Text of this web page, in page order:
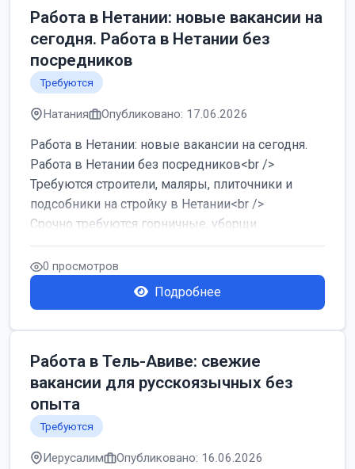
Работа в Нетании: новые вакансии на
сегодня. Работа в Нетании без
посредников
Требуются
Натания Опубликовано: 17.06.2026
Работа в Нетании: новые вакансии на сегодня.
Работа в Нетании без посредников<br />
Требуются строители, маляры, плиточники и
подсобники на стройку в Нетании<br />
Срочно требуются горничные, уборщи...
0 просмотров
Подробнее
Работа в Тель-Авиве: свежие
вакансии для русскоязычных без
опыта
Требуются
Иерусалим Опубликовано: 16.06.2026